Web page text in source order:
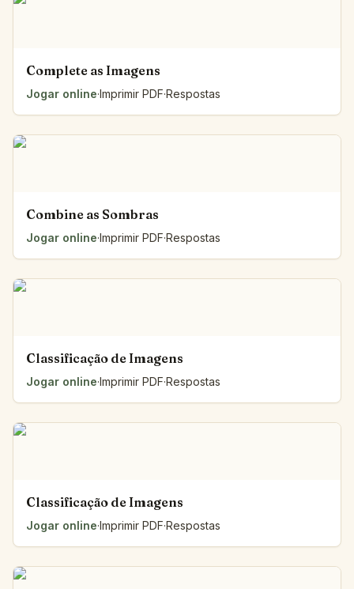
Complete as Imagens
Jogar online·Imprimir PDF·Respostas
Combine as Sombras
Jogar online·Imprimir PDF·Respostas
Classificação de Imagens
Jogar online·Imprimir PDF·Respostas
Classificação de Imagens
Jogar online·Imprimir PDF·Respostas